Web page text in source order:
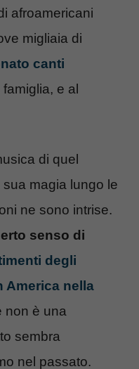
afroamericani
migliaia di
canti
e al
di quel
magia lungo le
ne sono intrise.
senso di
degli
America nella
non è una
sembra
nel passato.